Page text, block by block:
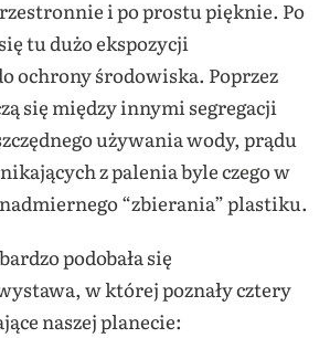
i po prostu pięknie. Po
tu dużo ekspozycji
ochrony środowiska. Poprzez
się między innymi segregacji
używania wody, prądu
z palenia byle czego w
“zbierania” plastiku.
podobała się
w której poznały cztery
naszej planecie: